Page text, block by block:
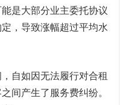
是大部分业主委托协议
，导致涨幅超过平均水
自如因无法履行对合租
间产生了服务费纠纷。